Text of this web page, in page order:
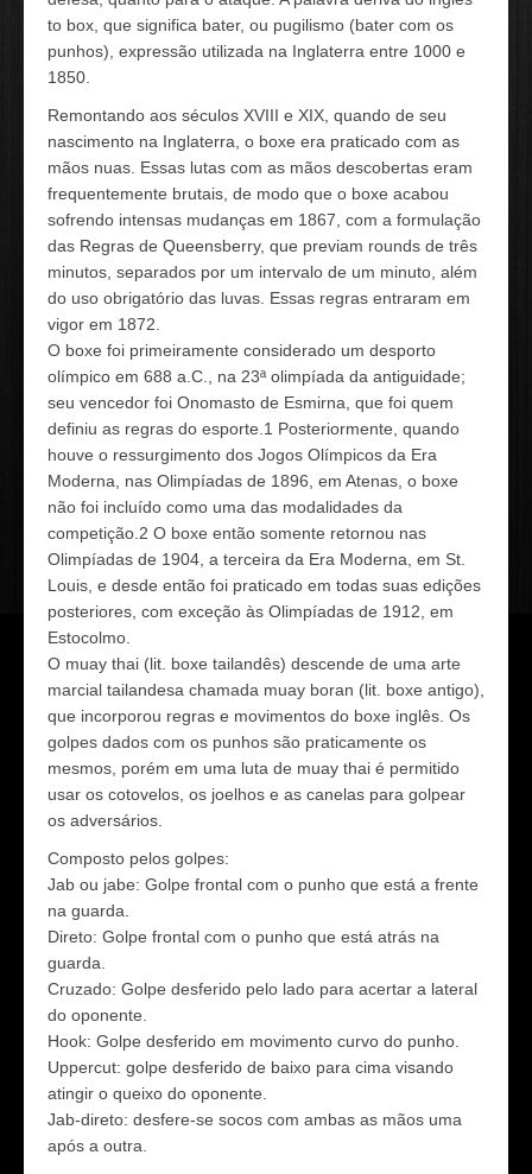
to box, que significa bater, ou pugilismo (bater com os
punhos), expressão utilizada na Inglaterra entre 1000 e
1850.
Remontando aos séculos XVIII e XIX, quando de seu
nascimento na Inglaterra, o boxe era praticado com as
mãos nuas. Essas lutas com as mãos descobertas eram
frequentemente brutais, de modo que o boxe acabou
sofrendo intensas mudanças em 1867, com a formulação
das Regras de Queensberry, que previam rounds de três
minutos, separados por um intervalo de um minuto, além
do uso obrigatório das luvas. Essas regras entraram em
vigor em 1872.
O boxe foi primeiramente considerado um desporto
olímpico em 688 a.C., na 23ª olimpíada da antiguidade;
seu vencedor foi Onomasto de Esmirna, que foi quem
definiu as regras do esporte.1 Posteriormente, quando
houve o ressurgimento dos Jogos Olímpicos da Era
Moderna, nas Olimpíadas de 1896, em Atenas, o boxe
não foi incluído como uma das modalidades da
competição.2 O boxe então somente retornou nas
Olimpíadas de 1904, a terceira da Era Moderna, em St.
Louis, e desde então foi praticado em todas suas edições
posteriores, com exceção às Olimpíadas de 1912, em
Estocolmo.
O muay thai (lit. boxe tailandês) descende de uma arte
marcial tailandesa chamada muay boran (lit. boxe antigo),
que incorporou regras e movimentos do boxe inglês. Os
golpes dados com os punhos são praticamente os
mesmos, porém em uma luta de muay thai é permitido
usar os cotovelos, os joelhos e as canelas para golpear
os adversários.
Composto pelos golpes:
Jab ou jabe: Golpe frontal com o punho que está a frente
na guarda.
Direto: Golpe frontal com o punho que está atrás na
guarda.
Cruzado: Golpe desferido pelo lado para acertar a lateral
do oponente.
Hook: Golpe desferido em movimento curvo do punho.
Uppercut: golpe desferido de baixo para cima visando
atingir o queixo do oponente.
Jab-direto: desfere-se socos com ambas as mãos uma
após a outra.